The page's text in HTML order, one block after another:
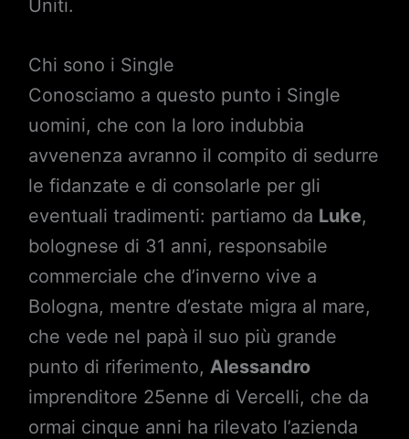
Uniti.
Chi sono i Single
Conosciamo a questo punto i Single
uomini, che con la loro indubbia
avvenenza avranno il compito di sedurre
le fidanzate e di consolarle per gli
eventuali tradimenti: partiamo da Luke,
bolognese di 31 anni, responsabile
commerciale che d’inverno vive a
Bologna, mentre d’estate migra al mare,
che vede nel papà il suo più grande
punto di riferimento, Alessandro
imprenditore 25enne di Vercelli, che da
ormai cinque anni ha rilevato l’azienda